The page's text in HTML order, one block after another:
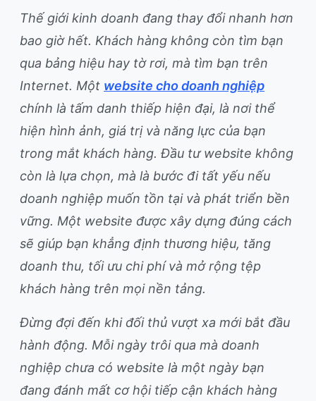
Thế giới kinh doanh đang thay đổi nhanh hơn
bao giờ hết. Khách hàng không còn tìm bạn
qua bảng hiệu hay tờ rơi, mà tìm bạn trên
Internet. Một website cho doanh nghiệp
chính là tấm danh thiếp hiện đại, là nơi thể
hiện hình ảnh, giá trị và năng lực của bạn
trong mắt khách hàng. Đầu tư website không
còn là lựa chọn, mà là bước đi tất yếu nếu
doanh nghiệp muốn tồn tại và phát triển bền
vững. Một website được xây dựng đúng cách
sẽ giúp bạn khẳng định thương hiệu, tăng
doanh thu, tối ưu chi phí và mở rộng tệp
khách hàng trên mọi nền tảng.
Đừng đợi đến khi đối thủ vượt xa mới bắt đầu
hành động. Mỗi ngày trôi qua mà doanh
nghiệp chưa có website là một ngày bạn
đang đánh mất cơ hội tiếp cận khách hàng